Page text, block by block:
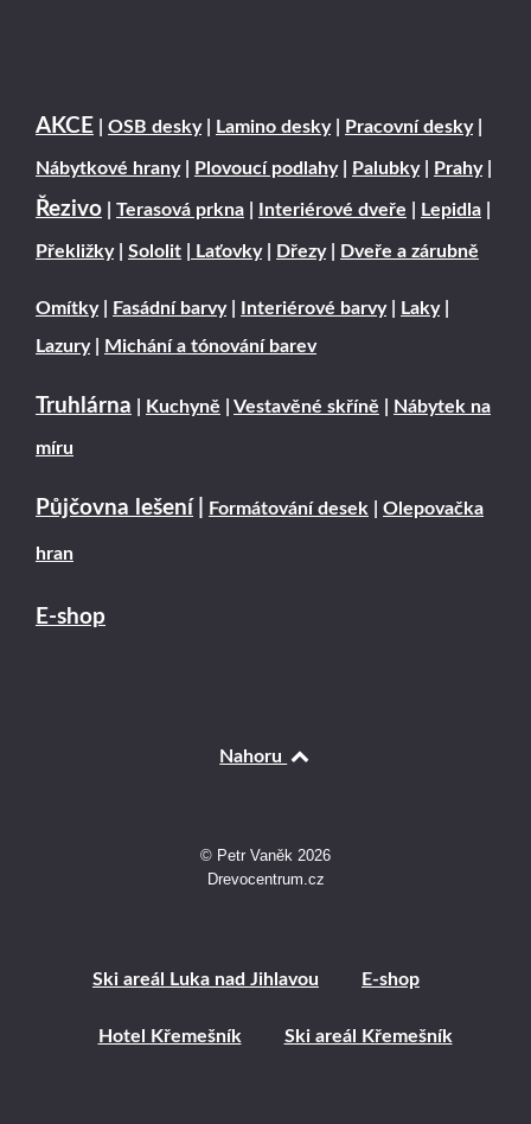
AKCE OSB desky| Lamino desky| Pracovní desky|
Nábytkové hrany| Plovoucí podlahy| Palubky| Prahy|
Řezivo Terasová prkna Interiérové dveře Lepidla
Překližky| Sololit Laťovky| Dřezy| Dveře a zárubně
Omítky| Fasádní barvy| Interiérové barvy| Laky|
Lazury| Michání a tónování barev
Truhlárna Kuchyně Vestavěné skříně Nábytek na
míru
Půjčovna lešení Formátování desek Olepovačka
hran
E-shop
Nahoru
© Petr Vaněk 2026
Drevocentrum.cz
Ski areál Luka nad Jihlavou E-shop
Hotel Křemešník Ski areál Křemešník